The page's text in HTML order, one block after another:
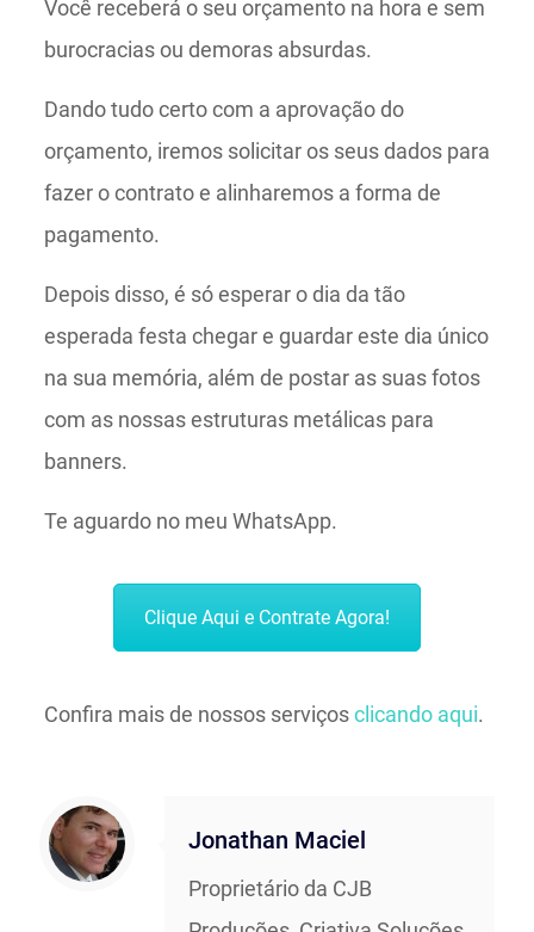
Você receberá o seu orçamento na hora e sem
burocracias ou demoras absurdas.
Dando tudo certo com a aprovação do
orçamento, iremos solicitar os seus dados para
fazer o contrato e alinharemos a forma de
pagamento.
Depois disso, é só esperar o dia da tão
esperada festa chegar e guardar este dia único
na sua memória, além de postar as suas fotos
com as nossas estruturas metálicas para
banners.
Te aguardo no meu WhatsApp.
Clique Aqui e Contrate Agora!
Confira mais de nossos serviçosclicando aqui.
Jonathan Maciel
Proprietário da CJB